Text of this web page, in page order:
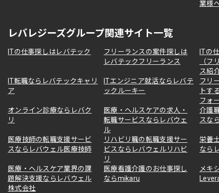
業様
レバレジーズグループ関連サイト一覧
ITの仕事探しはレバテック
フリーランスの案件探しは
レバテックフリーランス
ITの
（フ
ス紹
IT転職ならレバテックキャリ
ア
ITエンジニア就活ならレバテ
ックルーキー
フリ
トす
フォ
オンライン診療ならレバク
リ
医療・ヘルスケアの求人・
転職サービスならレバウェ
ル
介護
スな
医療技師の転職支援サービ
スならレバウェル医療技師
リハビリ職の転職支援サー
ビスならレバウェルリハビ
リ
栄養
なら
医療・ヘルスケア業界の課
題解決支援ならレバウェル
株式会社
医療看護介護のお仕事探し
ならmikaru
メキ